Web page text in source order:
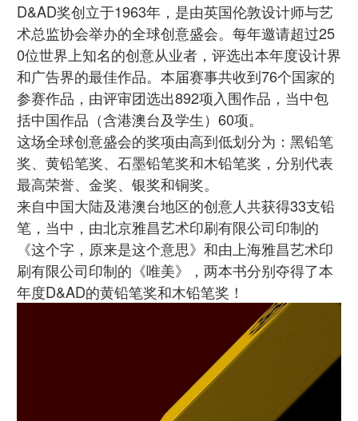
D&AD奖创立于1963年，是由英国伦敦设计师与艺
术总监协会举办的全球创意盛会。每年邀请超过25
0位世界上知名的创意从业者，评选出本年度设计界
和广告界的最佳作品。本届赛事共收到76个国家的
参赛作品，由评审团选出892项入围作品，当中包
括中国作品（含港澳台及学生）60项。
这场全球创意盛会的奖项由高到低划分为：黑铅笔
奖、黄铅笔奖、石墨铅笔奖和木铅笔奖，分别代表
最高荣誉、金奖、银奖和铜奖。
来自中国大陆及港澳台地区的创意人共获得33支铅
笔，当中，由北京雅昌艺术印刷有限公司印制的
《这个字，原来是这个意思》和由上海雅昌艺术印
刷有限公司印制的《唯美》，两本书分别夺得了本
年度D&AD的黄铅笔奖和木铅笔奖！